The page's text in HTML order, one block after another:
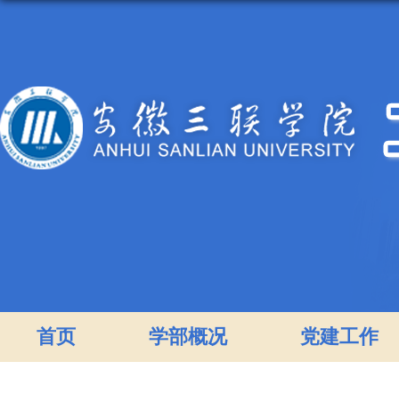
首页 学部概况 党建工作